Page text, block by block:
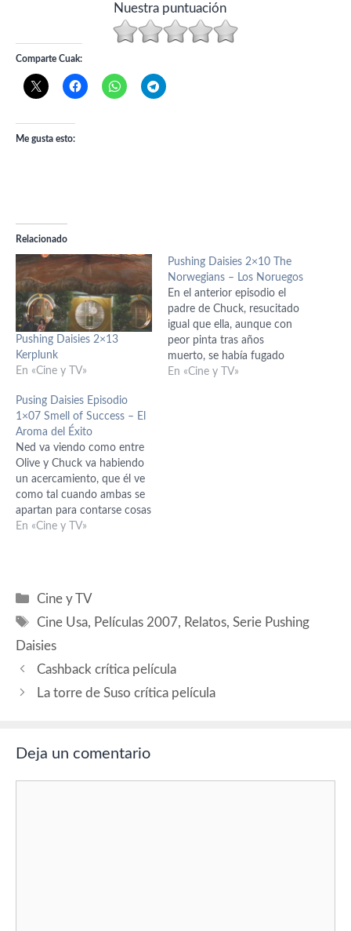
Nuestra puntuación
Comparte Cuak:
Me gusta esto:
Relacionado
Pushing Daisies 2×13
Kerplunk
En «Cine y TV»
Pushing Daisies 2×10 The
Norwegians – Los Noruegos
En el anterior episodio el
padre de Chuck, resucitado
igual que ella, aunque con
peor pinta tras años
muerto, se había fugado
pues no estaba dispuesto a
En «Cine y TV»
Pusing Daisies Episodio
1×07 Smell of Success – El
Aroma del Éxito
Ned va viendo como entre
Olive y Chuck va habiendo
un acercamiento, que él ve
como tal cuando ambas se
apartan para contarse cosas
a sus espaldas, aunque
las tías de Chuck la felicidad
perdida…
En «Cine y TV»
Categorías
Cine y TV
Etiquetas
Cine Usa, Películas 2007, Relatos,Serie Pushing
Daisies
Cashback crítica película
La torre de Suso crítica película
Deja un comentario